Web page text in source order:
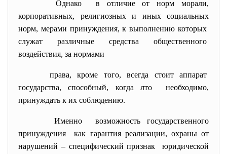
Однако в отличие от норм морали,
корпоративных, религиозных и иных социальных
норм, мерами принуждения, к выполнению которых
служат различные средства общественного
воздействия, за нормами
права, кроме того, всегда стоит аппарат
государства, способный, когда лто необходимо,
принуждать к их соблюдению.
Именно возможность государственного
принуждения как гарантия реализации, охраны от
нарушений – специфическийпризнак юридической